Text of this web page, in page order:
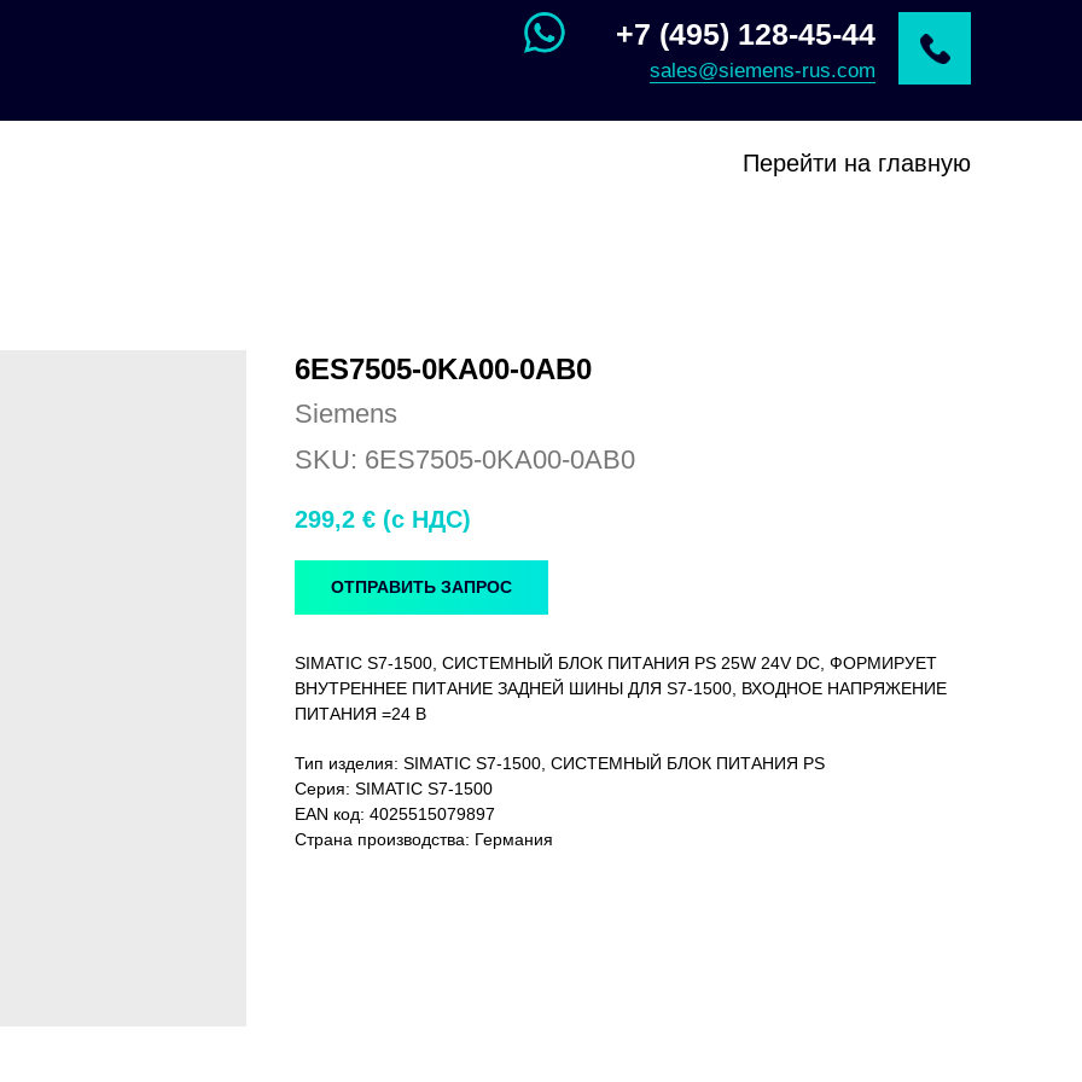
+7 (495) 128-45-44
sales@siemens-rus.com
Перейти на главную
6ES7505-0KA00-0AB0
Siemens
SKU: 6ES7505-0KA00-0AB0
299,2 € (c НДС)
ОТПРАВИТЬ ЗАПРОС
SIMATIC S7-1500, СИСТЕМНЫЙ БЛОК ПИТАНИЯ PS 25W 24V DC, ФОРМИРУЕТ
ВНУТРЕННЕЕ ПИТАНИЕ ЗАДНЕЙ ШИНЫ ДЛЯ S7-1500, ВХОДНОЕ НАПРЯЖЕНИЕ
ПИТАНИЯ =24 В
Тип изделия: SIMATIC S7-1500, СИСТЕМНЫЙ БЛОК ПИТАНИЯ PS
Серия: SIMATIC S7-1500
EAN код: 4025515079897
Страна производства: Германия